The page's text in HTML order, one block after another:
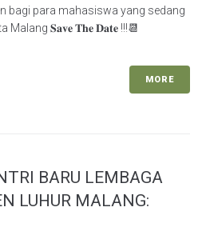
bagi para mahasiswa yang sedang
𝐒𝐚𝐯𝐞 𝐓𝐡𝐞 𝐃𝐚𝐭𝐞 !!!📆
MORE
BARU LEMBAGA
LUHUR MALANG: